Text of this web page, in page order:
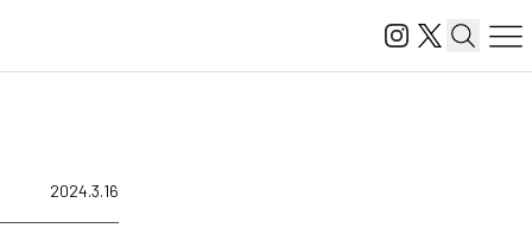
2024.3.16